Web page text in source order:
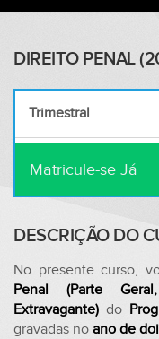
DIREITO PENAL
Trimestral
Matricule-se Já
DESCRIÇÃO DO
No presente curso,
Penal (Parte
Extravagante)do
gravadas no ano de